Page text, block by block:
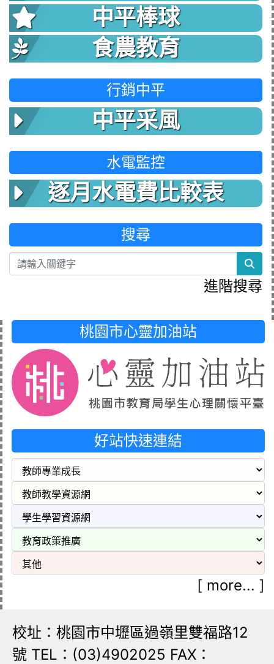
中平棒球
食農教育
行銷中平
中平采風
水電監控
逐月水電費比較表
搜尋
進階搜尋
桃園市心靈加油站
好站快速連結
[ more... ]
校址：桃園市中壢區過嶺里雙福路12
號 TEL：(03)4902025 FAX：